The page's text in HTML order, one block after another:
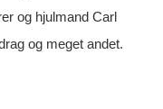
og hjulmand Carl
og meget andet.